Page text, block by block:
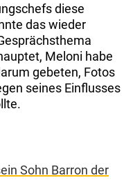
diese
das wieder
Meloni habe
gebeten, Fotos
seines Einflusses
Sohn Barron der